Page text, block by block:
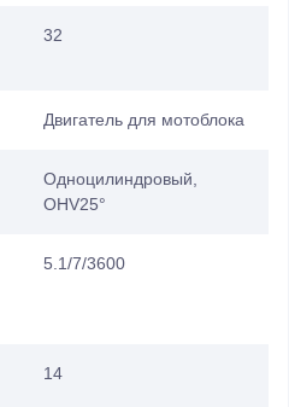
32
Двигатель для мотоблока
Одноцилиндровый,
OHV25°
5.1/7/3600
14